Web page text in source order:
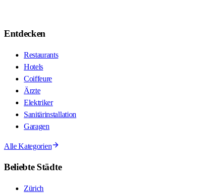
Entdecken
Restaurants
Hotels
Coiffeure
Ärzte
Elektriker
Sanitärinstallation
Garagen
Alle Kategorien
Beliebte Städte
Zürich